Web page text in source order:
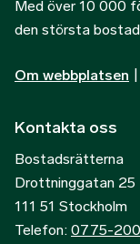
Med över 10 000
den största
Om webbplatsen
Kontakta oss
Bostadsrätterna
Drottninggatan 25
111 51 Stockholm
Telefon: 0775-